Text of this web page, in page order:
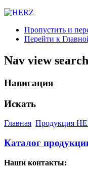
Пропустить и
Перейти к
Nav view search
Навигация
Искать
Главная Продукция
Каталог
Наши контакты: